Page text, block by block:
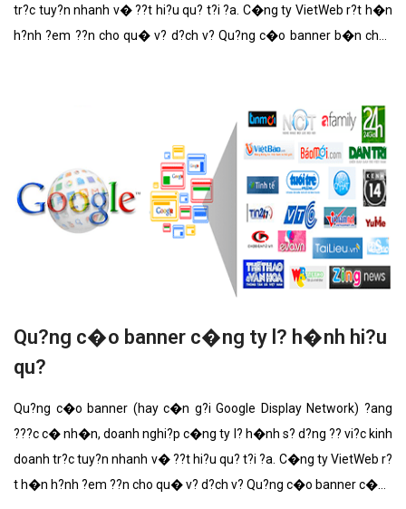
tr?c tuy?n nhanh v� ??t hi?u qu? t?i ?a. C�ng ty VietWeb r?t h�n
h?nh ?em ??n cho qu� v? d?ch v? Qu?ng c�o banner b�n ch?n
Qu?ng c�o banner c�ng ty l? h�nh hi?u
qu?
Qu?ng c�o banner (hay c�n g?i Google Display Network) ?ang
???c c� nh�n, doanh nghi?p c�ng ty l? h�nh s? d?ng ?? vi?c kinh
doanh tr?c tuy?n nhanh v� ??t hi?u qu? t?i ?a. C�ng ty VietWeb r?
t h�n h?nh ?em ??n cho qu� v? d?ch v? Qu?ng c�o banner c�ng